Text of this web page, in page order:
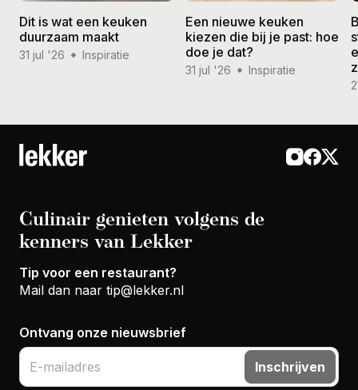
Dit is wat een keuken
duurzaam maakt
31 jul '26 Inspiratie
Een nieuwe keuken
kiezen die bij je past: hoe
doe je dat?
31 jul '26 Inspiratie
Culinair genieten volgens de
kenners van Lekker
Tip voor een restaurant?
Mail dan naar tip@lekker.nl
Ontvang onze nieuwsbrief
Inschrijven